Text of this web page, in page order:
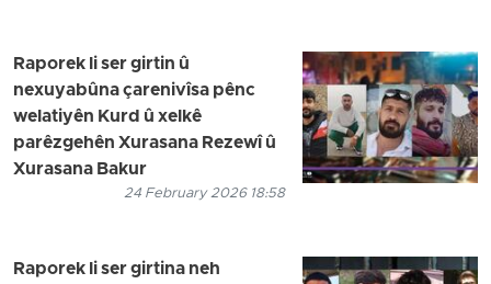
Raporek li ser girtin û
nexuyabûna çarenivîsa pênc
welatiyên Kurd û xelkê
parêzgehên Xurasana Rezewî û
Xurasana Bakur
24 February 2026 18:58
Raporek li ser girtina neh